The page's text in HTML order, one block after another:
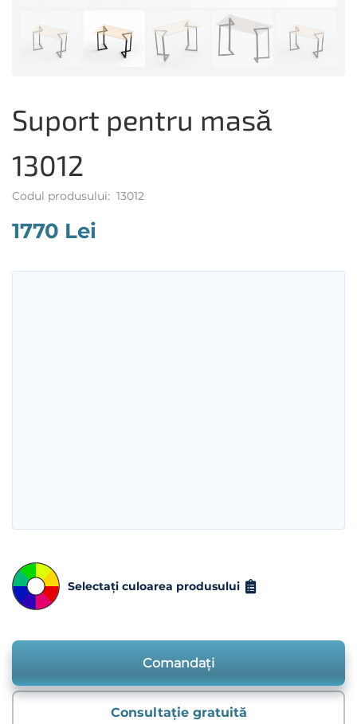
Suport pentru masă
13012
Codul produsului: 13012
1770 Lei
Selectați culoarea produsului
Comandați
Consultație gratuită